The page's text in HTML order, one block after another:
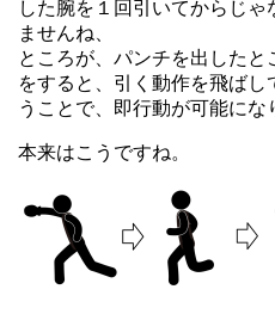
した腕を１回引いてからじ
ませんね、
ところが、パンチを出した
をすると、引く動作を飛ば
うことで、即行動が可能にな
本来はこうですね。